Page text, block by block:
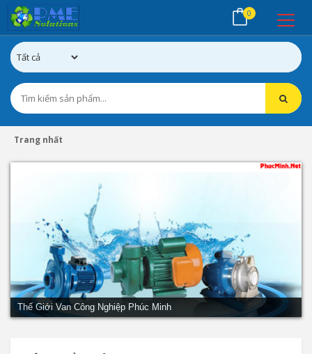
0
Trang nhất
Thế Giới Van Công Nghiệp Phúc Minh